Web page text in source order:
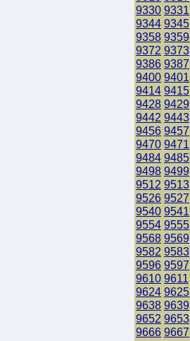
9330 9331
9344 9345
9358 9359
9372 9373
9386 9387
9400 9401
9414 9415
9428 9429
9442 9443
9456 9457
9470 9471
9484 9485
9498 9499
9512 9513
9526 9527
9540 9541
9554 9555
9568 9569
9582 9583
9596 9597
9610 9611
9624 9625
9638 9639
9652 9653
9666 9667